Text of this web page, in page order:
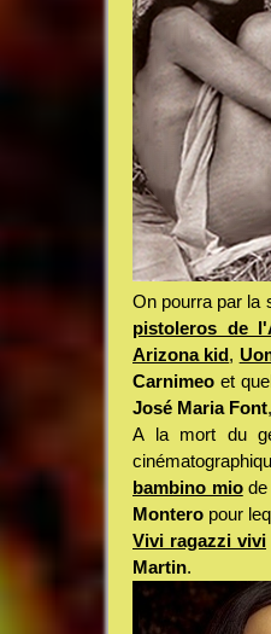
On pourra par la
pistoleros de
Arizona kid,
Carnimeo et
José Maria Font,
A la mort du
bambino miode
Montero pour
Vivi ragazzi vivi
Martin.